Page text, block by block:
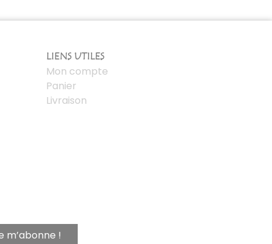
LIENS UTILES
Mon compte
Panier
Livraison